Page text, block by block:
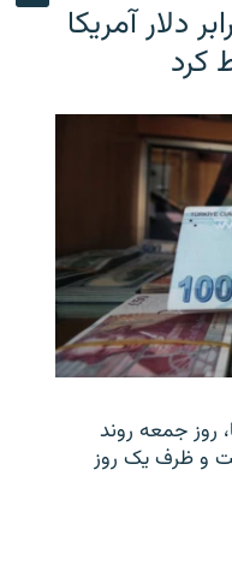
دلار آمریکا
روز جمعه روند
و ظرف یک روز